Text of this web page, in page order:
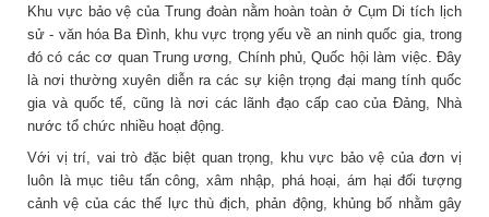
Khu vực bảo vệ của Trung đoàn nằm hoàn toàn ở Cụm Di tích lịch
sử - văn hóa Ba Đình, khu vực trọng yếu về an ninh quốc gia, trong
đó có các cơ quan Trung ương, Chính phủ, Quốc hội làm việc. Đây
là nơi thường xuyên diễn ra các sự kiện trọng đại mang tính quốc
gia và quốc tế, cũng là nơi các lãnh đạo cấp cao của Đảng, Nhà
nước tổ chức nhiều hoạt động.
Với vị trí, vai trò đặc biệt quan trọng, khu vực bảo vệ của đơn vị
luôn là mục tiêu tấn công, xâm nhập, phá hoại, ám hại đối tượng
cảnh vệ của các thế lực thù địch, phản động, khủng bố nhằm gây